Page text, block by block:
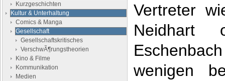
Kurzgeschichten
Kultur & Unterhaltung
Comics & Manga
Gesellschaft
Gesellschaftskritisches
VerschwÃ¶rungstheorien
Kino & Filme
Kommunikation
Medien
Vertreter
Neidhart
wenigen